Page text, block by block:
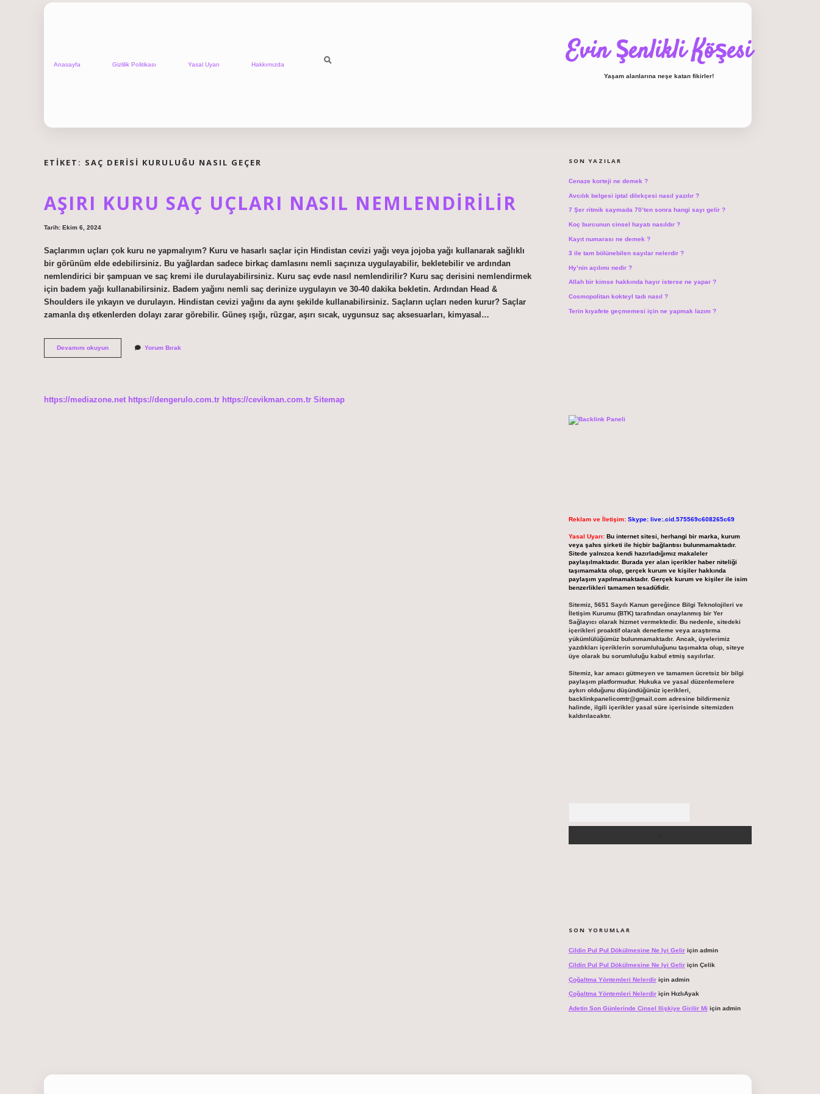
Anasayfa Gizlilik Politikası Yasal Uyarı Hakkımızda Evin Şenlikli Köşesi
Yaşam alanlarına neşe katan fikirler!
ETIKET: SAÇ DERISI KURULUĞU NASIL GEÇER
AŞIRI KURU SAÇ UÇLARI NASIL NEMLENDIRILIR
Tarih: Ekim 6, 2024
Saçlarımın uçları çok kuru ne yapmalıyım? Kuru ve hasarlı saçlar için Hindistan cevizi yağı veya jojoba yağı kullanarak sağlıklı
bir görünüm elde edebilirsiniz. Bu yağlardan sadece birkaç damlasını nemli saçınıza uygulayabilir, bekletebilir ve ardından
nemlendirici bir şampuan ve saç kremi ile durulayabilirsiniz. Kuru saç evde nasıl nemlendirilir? Kuru saç derisini nemlendirmek
için badem yağı kullanabilirsiniz. Badem yağını nemli saç derinize uygulayın ve 30-40 dakika bekletin. Ardından Head &
Shoulders ile yıkayın ve durulayın. Hindistan cevizi yağını da aynı şekilde kullanabilirsiniz. Saçların uçları neden kurur? Saçlar
zamanla dış etkenlerden dolayı zarar görebilir. Güneş ışığı, rüzgar, aşırı sıcak, uygunsuz saç aksesuarları, kimyasal…
Devamını okuyunAşırı
Kuru
Yorum Bırak
https://mediazone.net https://dengerulo.com.tr https://cevikman.com.tr Sitemap
SON YAZILAR
Cenaze korteji ne demek ?
Avcılık belgesi iptal dilekçesi nasıl yazılır ?
7 Şer ritmik saymada 70’ten sonra hangi sayı gelir ?
Koç burcunun cinsel hayatı nasıldır ?
Kayıt numarası ne demek ?
3 ile tam bölünebilen sayılar nelerdir ?
Hy’nin açılımı nedir ?
Allah bir kimse hakkında hayır isterse ne yapar ?
Cosmopolitan kokteyl tadı nasıl ?
Terin kıyafete geçmemesi için ne yapmak lazım ?
Reklam ve İletişim: Skype: live:.cid.575569c608265c69
Yasal Uyarı: Bu internet sitesi, herhangi bir marka, kurum
veya şahıs şirketi ile hiçbir bağlantısı bulunmamaktadır.
Sitede yalnızca kendi hazırladığımız makaleler
paylaşılmaktadır. Burada yer alan içerikler haber niteliği
taşımamakta olup, gerçek kurum ve kişiler hakkında
paylaşım yapılmamaktadır. Gerçek kurum ve kişiler ile isim
benzerlikleri tamamen tesadüfidir.
Sitemiz, 5651 Sayılı Kanun gereğince Bilgi Teknolojileri ve
İletişim Kurumu (BTK) tarafından onaylanmış bir Yer
Sağlayıcı olarak hizmet vermektedir. Bu nedenle, sitedeki
içerikleri proaktif olarak denetleme veya araştırma
yükümlülüğümüz bulunmamaktadır. Ancak, üyelerimiz
yazdıkları içeriklerin sorumluluğunu taşımakta olup, siteye
üye olarak bu sorumluluğu kabul etmiş sayılırlar.
Sitemiz, kar amacı gütmeyen ve tamamen ücretsiz bir bilgi
paylaşım platformudur. Hukuka ve yasal düzenlemelere
aykırı olduğunu düşündüğünüz içerikleri,
backlinkpanelicomtr@gmail.comadresine bildirmeniz
halinde, ilgili içerikler yasal süre içerisinde sitemizden
kaldırılacaktır.
SON YORUMLAR
Cildin Pul Pul Dökülmesine Ne Iyi Geliriçin admin
Cildin Pul Pul Dökülmesine Ne Iyi Geliriçin Çelik
Çoğaltma Yöntemleri Nelerdiriçin admin
Çoğaltma Yöntemleri Nelerdiriçin HızlıAyak
Adetin Son Günlerinde Cinsel Ilişkiye Girilir Mi için admin